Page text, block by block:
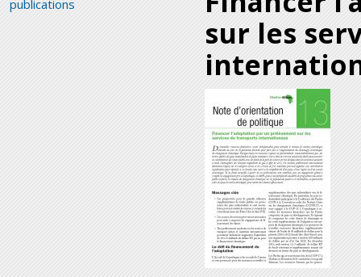
publications
sur les